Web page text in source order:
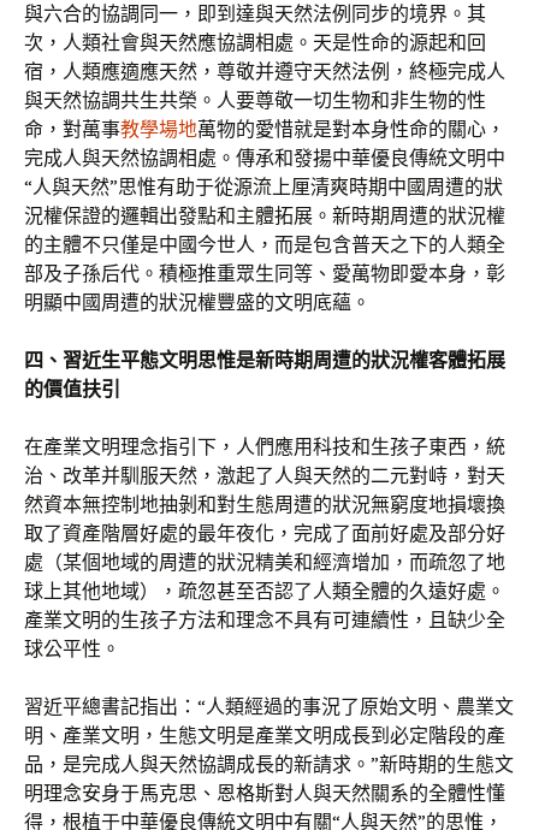
與六合的協調同一，即到達與天然法例同步的境界。其
次，人類社會與天然應協調相處。天是性命的源起和回
宿，人類應適應天然，尊敬并遵守天然法例，終極完成人
與天然協調共生共榮。人要尊敬一切生物和非生物的性
命，對萬事教學場地萬物的愛惜就是對本身性命的關心，
完成人與天然協調相處。傳承和發揚中華優良傳統文明中
“人與天然”思惟有助于從源流上厘清爽時期中國周遭的狀
況權保證的邏輯出發點和主體拓展。新時期周遭的狀況權
的主體不只僅是中國今世人，而是包含普天之下的人類全
部及子孫后代。積極推重眾生同等、愛萬物即愛本身，彰
明顯中國周遭的狀況權豐盛的文明底蘊。
四、習近生平態文明思惟是新時期周遭的狀況權客體拓展
的價值扶引
在產業文明理念指引下，人們應用科技和生孩子東西，統
治、改革并馴服天然，激起了人與天然的二元對峙，對天
然資本無控制地抽剝和對生態周遭的狀況無窮度地損壞換
取了資產階層好處的最年夜化，完成了面前好處及部分好
處（某個地域的周遭的狀況精美和經濟增加，而疏忽了地
球上其他地域），疏忽甚至否認了人類全體的久遠好處。
產業文明的生孩子方法和理念不具有可連續性，且缺少全
球公平性。
習近平總書記指出：“人類經過的事況了原始文明、農業文
明、產業文明，生態文明是產業文明成長到必定階段的產
品，是完成人與天然協調成長的新請求。”新時期的生態文
明理念安身于馬克思、恩格斯對人與天然關系的全體性懂
得，根植于中華優良傳統文明中有關“人與天然”的思惟，